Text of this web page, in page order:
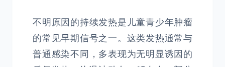
不明原因的持续发热是儿童青少年肿瘤
的常见早期信号之一。这类发热通常与
普通感染不同，多表现为无明显诱因的